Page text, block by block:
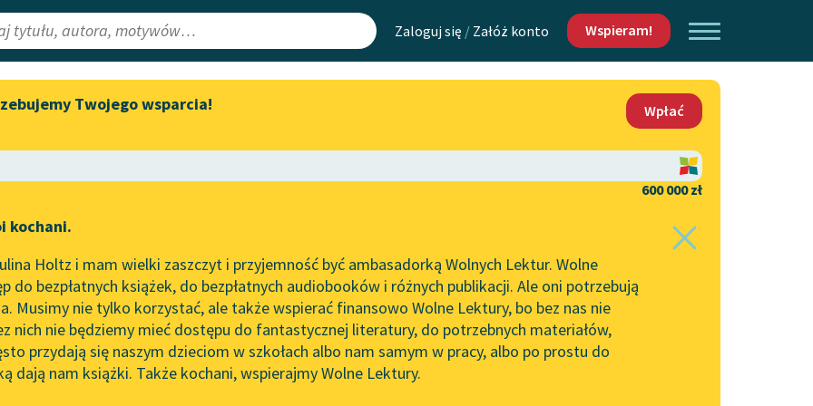
Zaloguj się / Załóż konto Wspieram!
Lektury
redakcyjne
Aktualności
Spotkanie z Katarzyną Tunkiel
do słuchania na Wolnych
Lekturach
Nowy audiobook – „Marzenie
o Oriencie” Sophie Elkan
Kolekcja Nadwyraz.com x
Wolne Lektury – idealna na
Mapa Wolnych Lektur
Leśmianator
API
OAI-PMH
Widget Wolnych Lektur
Kontakt
O projekcie
Zasady wykorzystania
Wolnych Lektur
Logotypy
Materiały promocyjne
Twojego wsparcia!
Wpłać
600 000 zł
kochani.
Holtz i mam wielki zaszczyt i przyjemność być ambasadorką Wolnych Lektur. Wolne
do bezpłatnych książek, do bezpłatnych audiobooków i różnych publikacji. Ale oni potrzebują
Musimy nie tylko korzystać, ale także wspierać finansowo Wolne Lektury, bo bez nas nie
nich nie będziemy mieć dostępu do fantastycznej literatury, do potrzebnych materiałów,
przydają się naszym dzieciom w szkołach albo nam samym w pracy, albo po prostu do
dają nam książki. Także kochani, wspierajmy Wolne Lektury.
Kornel Makuszyński✖